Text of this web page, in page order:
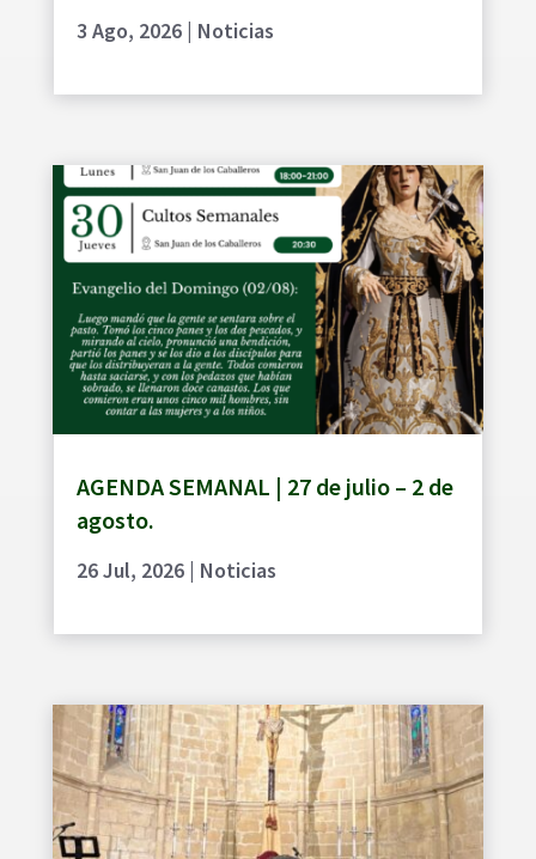
3 Ago, 2026| Noticias
AGENDA SEMANAL | 27 de julio – 2 de
agosto.
26 Jul, 2026| Noticias